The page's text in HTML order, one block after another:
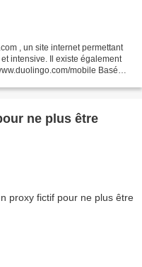
, un site internet permettant
intensive. Il existe également
mobile Basé
ne plus être